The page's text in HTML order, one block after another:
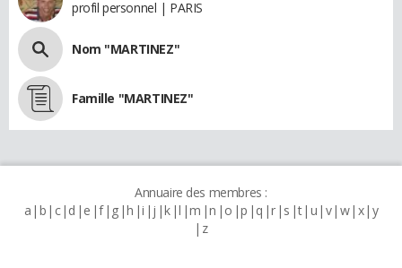
profil personnel | PARIS
Nom "MARTINEZ"
Famille "MARTINEZ"
Annuaire des membres :
a b c d e f g h i j k l m n o p q r s t u v w x y
z